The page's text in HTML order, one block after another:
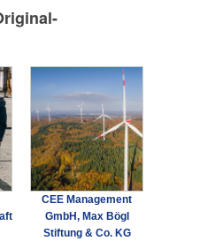
CEE Management
GmbH, Max Bögl
Stiftung & Co. KG